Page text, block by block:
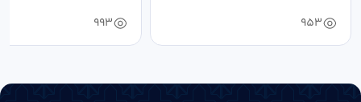
953
993